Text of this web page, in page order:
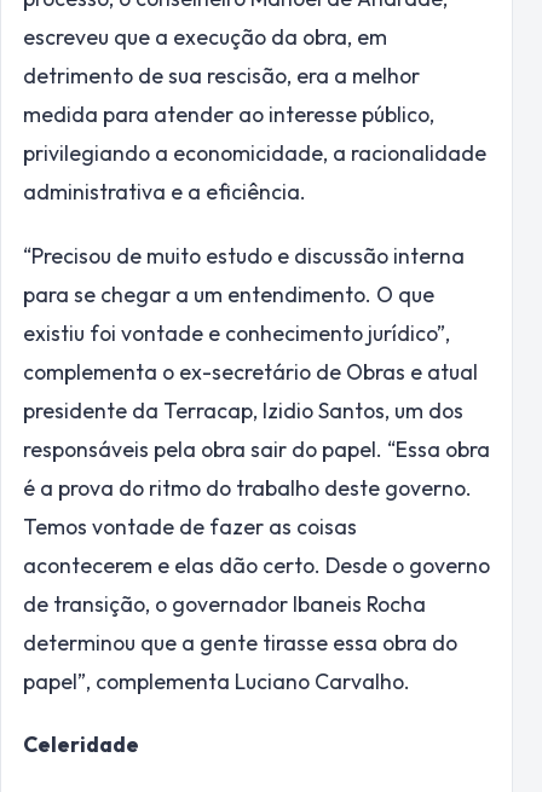
escreveu que a execução da obra, em
detrimento de sua rescisão, era a melhor
medida para atender ao interesse público,
privilegiando a economicidade, a racionalidade
administrativa e a eficiência.
“Precisou de muito estudo e discussão interna
para se chegar a um entendimento. O que
existiu foi vontade e conhecimento jurídico”,
complementa o ex-secretário de Obras e atual
presidente da Terracap, Izidio Santos, um dos
responsáveis pela obra sair do papel. “Essa obra
é a prova do ritmo do trabalho deste governo.
Temos vontade de fazer as coisas
acontecerem e elas dão certo. Desde o governo
de transição, o governador Ibaneis Rocha
determinou que a gente tirasse essa obra do
papel”, complementa Luciano Carvalho.
Celeridade